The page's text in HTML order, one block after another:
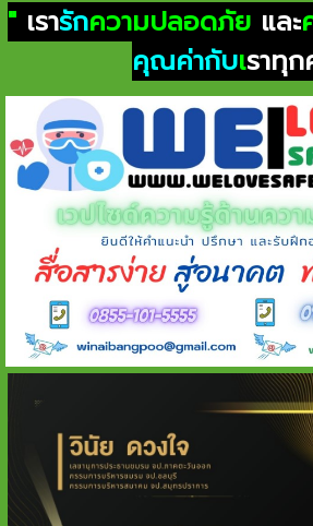
" เรารักความปลอดภัย และ
คุณค่ากับเราทุ